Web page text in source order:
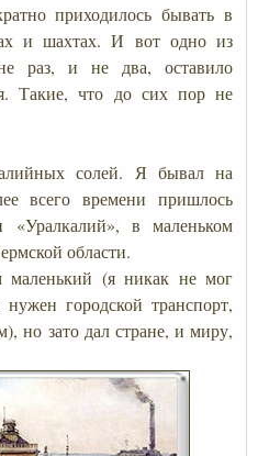
приходилось бывать в
и шахтах. И вот одно из
раз, и не два, оставило
Такие, что до сих пор не
солей. Я бывал на
всего времени пришлось
«Уралкалий», в маленьком
области.
маленький (я никак не мог
городской транспорт,
но зато дал стране, и миру,